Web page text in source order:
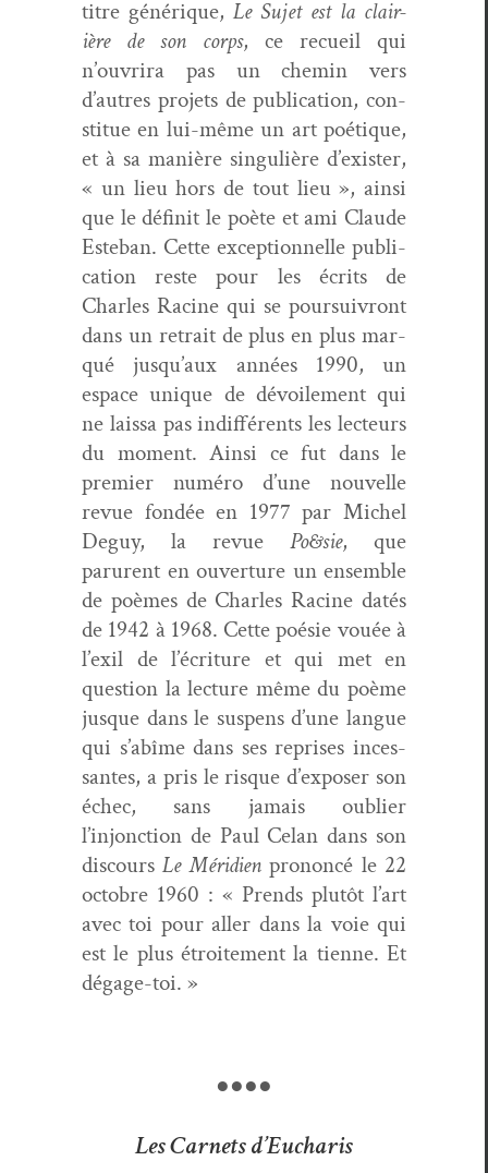
titre générique, Le Sujet est la clair­
ière de son corps, ce recueil qui
n’ouvrira pas un chemin vers
d’autres pro­jets de pub­li­ca­tion, con­
stitue en lui-même un art poé­tique,
et à sa manière sin­gulière d’exister,
« un lieu hors de tout lieu », ain­si
que le définit le poète et ami Claude
Este­ban. Cette excep­tion­nelle pub­li­
ca­tion reste pour les écrits de
Charles Racine qui se pour­suiv­ront
dans un retrait de plus en plus mar­
qué jusqu’aux années 1990, un
espace unique de dévoile­ment qui
ne lais­sa pas indif­férents les lecteurs
du moment. Ain­si ce fut dans le
pre­mier numéro d’une nou­velle
revue fondée en 1977 par Michel
Deguy, la revue Po&sie, que
parurent en ouver­ture un ensem­ble
de poèmes de Charles Racine datés
de 1942 à 1968. Cette poésie vouée à
l’exil de l’écriture et qui met en
ques­tion la lec­ture même du poème
jusque dans le sus­pens d’une langue
qui s’abîme dans ses repris­es inces­
santes, a pris le risque d’exposer son
échec, sans jamais oubli­er
l’injonction de Paul Celan dans son
dis­coursLe Méri­di­enpronon­cé le 22
octo­bre 1960 : « Prends plutôt l’art
avec toi pour aller dans la voie qui
est le plus étroite­ment la tienne. Et
dégage-toi. »
●●●●
Les Carnets d’Eucharis